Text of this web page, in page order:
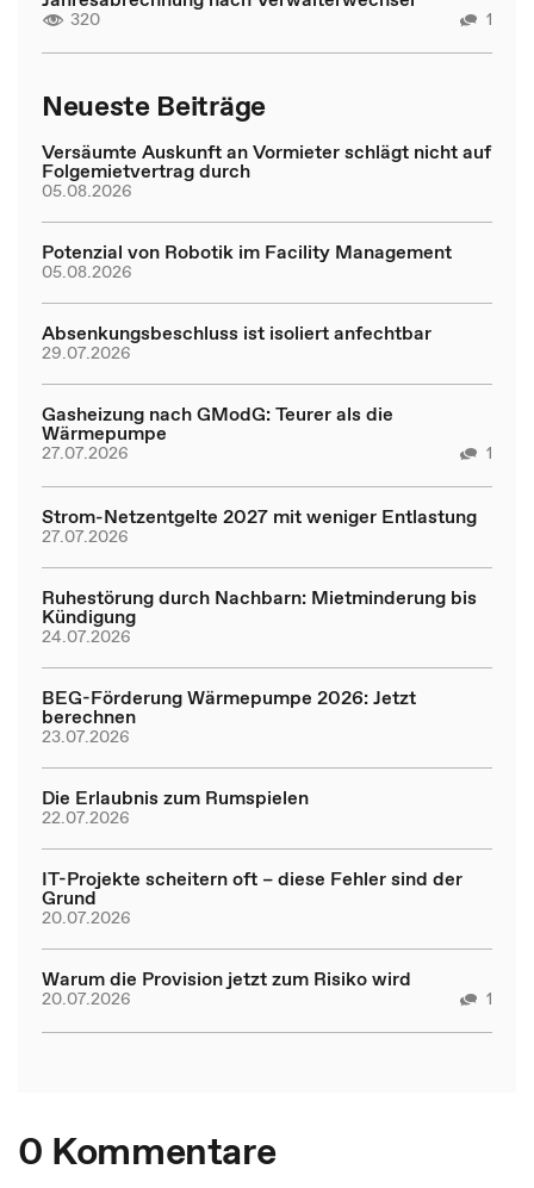
320 1
Neueste Beiträge
Versäumte Auskunft an Vormieter schlägt nicht auf
Folgemietvertrag durch
05.08.2026
Potenzial von Robotik im Facility Management
05.08.2026
Absenkungsbeschluss ist isoliert anfechtbar
29.07.2026
Gasheizung nach GModG: Teurer als die
Wärmepumpe
27.07.2026 1
Strom-Netzentgelte 2027 mit weniger Entlastung
27.07.2026
Ruhestörung durch Nachbarn: Mietminderung bis
Kündigung
24.07.2026
BEG-Förderung Wärmepumpe 2026: Jetzt
berechnen
23.07.2026
Die Erlaubnis zum Rumspielen
22.07.2026
IT-Projekte scheitern oft – diese Fehler sind der
Grund
20.07.2026
Warum die Provision jetzt zum Risiko wird
20.07.2026 1
0 Kommentare